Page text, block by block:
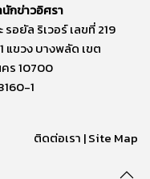
กข่าวอิศรา
รอยัล ริเวอร์ เลขที่ 219
ขวง บางพลัด เขต
ร 10700
1
ติดต่อเรา |Site Map